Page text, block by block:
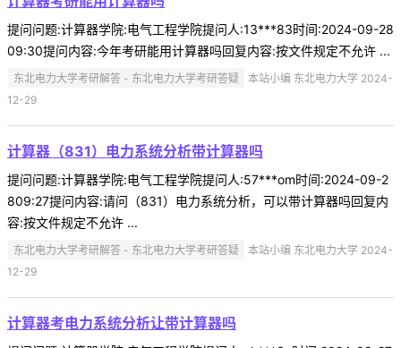
提问问题:计算器学院:电气工程学院提问人:13***83时间:2024-09-28
09:30提问内容:今年考研能用计算器吗回复内容:按文件规定不允许 ...
东北电力大学考研解答 - 东北电力大学考研答疑
本站小编 东北电力大学 2024-
12-29
计算器（831）电力系统分析带计算器吗
提问问题:计算器学院:电气工程学院提问人:57***om时间:2024-09-2
809:27提问内容:请问（831）电力系统分析，可以带计算器吗回复内
容:按文件规定不允许 ...
东北电力大学考研解答 - 东北电力大学考研答疑
本站小编 东北电力大学 2024-
12-29
计算器考电力系统分析让带计算器吗